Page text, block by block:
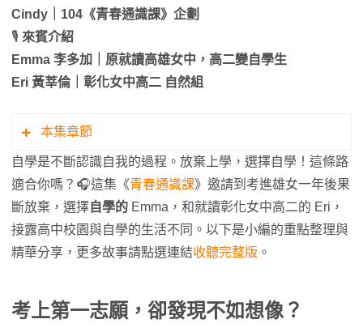
Cindy｜104《青春通識課》企劃
🎙 來賓介紹
Emma 李多加｜原就讀高雄女中，高二變自學生
Eri 黃莘倫｜彰化女中高二 自然組
本集章節
3:51 自學可以學什麼？爬山當體育課、中提琴變音
樂課！
5:02 放棄雄女選擇自學？筆友的「Homeschool」生
活成為關鍵誘因！
9:02 自學如果那麼好，為什麼Eri不這麼做？背後竟
自學是不斷認識自我的過程。放棄上學，選擇自學！這條路
適合你嗎？🎧這集《青春通識課》邀請到考進雄女一年後果
斷放棄，選擇自學的 Emma，和就讀彰化女中高二的 Eri，
接露高中校園與自學的生活不同。以下是小編的重點整理與
精華分享，更多故事請點選連結收聽完整版 。
考上第一志願，卻發現不如想像？